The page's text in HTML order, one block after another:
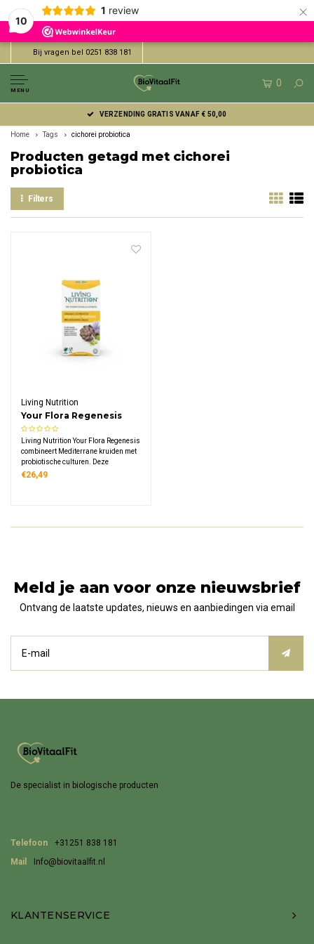
10
1 review ×
Bij vragen bel 0251 838 181
MENU
0
VERZENDING GRATIS VANAF € 50,00
Home Tags cichorei probiotica
Producten getagd met cichorei
probiotica
Filters
Living Nutrition
Your Flora Regenesis
Gefermenteerde
Artisjok Cichorei Bio
Living Nutrition Your Flora Regenesis
combineert Mediterrane kruiden met
probiotische culturen. Deze
biologische formule bevat
€26,49
Meld je aan voor onze nieuwsbrief
Ontvang de laatste updates, nieuws en aanbiedingen via email
De specialist in biologische producten
Telefoon
+31251 838 181
Mail
Info@biovitaalfit.nl
KLANTENSERVICE